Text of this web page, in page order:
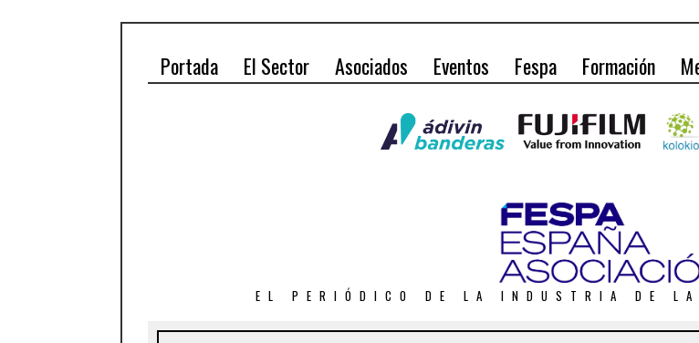
Portada El Sector Asociados Eventos Fespa Formación
EL PERIÓDICO DE LA INDUSTRIA DE